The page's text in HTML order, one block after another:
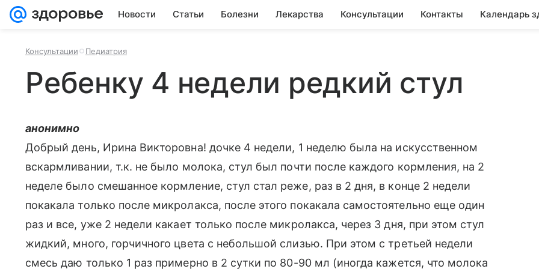
Новости Статьи Болезни Лекарства Консультации Контакты Календарь
Консультации Педиатрия
Ребенку 4 недели редкий стул
анонимно
Добрый день, Ирина Викторовна! дочке 4 недели, 1 неделю была на искусственном
вскармливании, т.к. не было молока, стул был почти после каждого кормления, на 2
неделе было смешанное кормление, стул стал реже, раз в 2 дня, в конце 2 недели
покакала только после микролакса, после этого покакала самостоятельно еще один
раз и все, уже 2 недели какает только после микролакса, через 3 дня, при этом стул
жидкий, много, горчичного цвета с небольшой слизью. При этом с третьей недели
смесь даю только 1 раз примерно в 2 сутки по 80-90 мл (иногда кажется, что молока